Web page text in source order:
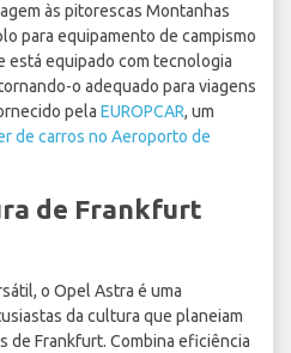
às pitorescas Montanhas
para equipamento de campismo
está equipado com tecnologia
o adequado para viagens
pela EUROPCAR, um
de carros no Aeroporto de
de Frankfurt
o Opel Astra é uma
da cultura que planeiam
de Frankfurt. Combina eficiência